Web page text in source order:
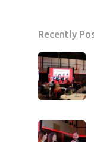
Recently